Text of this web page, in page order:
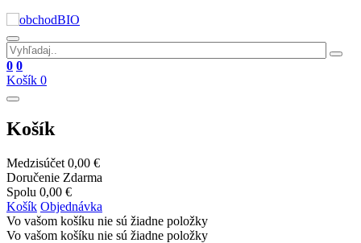
0 0
Košík 0
Košík
Medzisúčet 0,00 €
Doručenie Zdarma
Spolu 0,00 €
Košík Objednávka
Vo vašom košíku nie sú žiadne položky
Vo vašom košíku nie sú žiadne položky